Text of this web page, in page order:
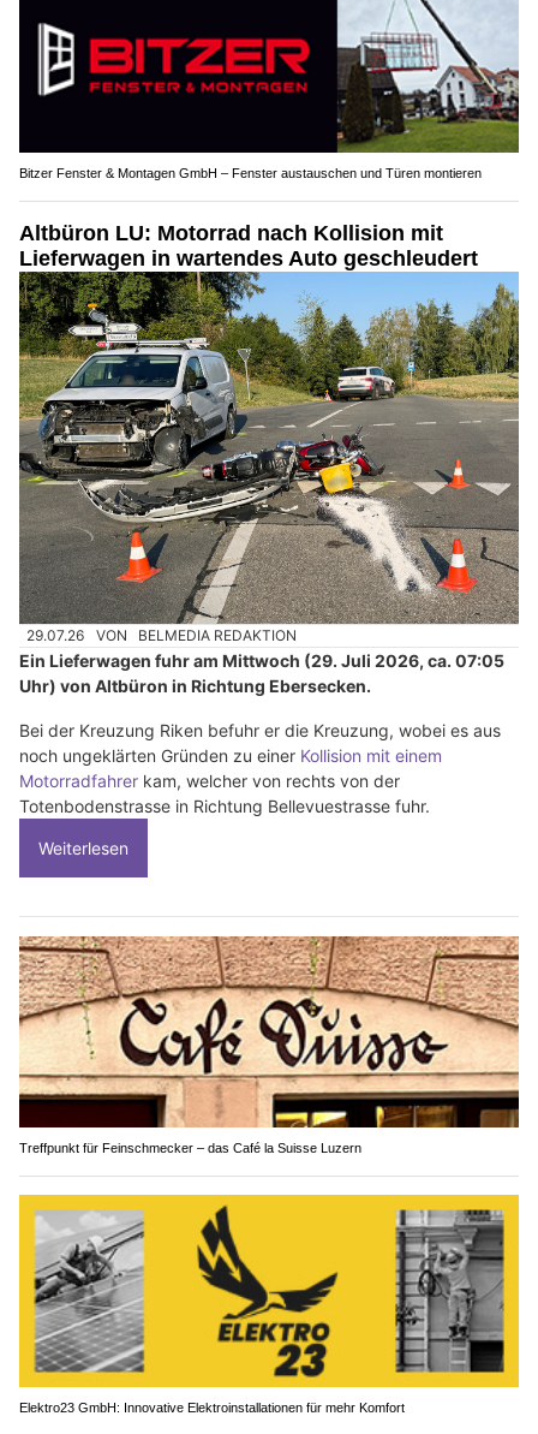
Bitzer Fenster & Montagen GmbH – Fenster austauschen und Türen montieren
Altbüron LU: Motorrad nach Kollision mit
Lieferwagen in wartendes Auto geschleudert
29.07.26 VON BELMEDIA REDAKTION
Ein Lieferwagen fuhr am Mittwoch (29. Juli 2026, ca. 07:05
Uhr) von Altbüron in Richtung Ebersecken.
Bei der Kreuzung Riken befuhr er die Kreuzung, wobei es aus
noch ungeklärten Gründen zu einer Kollision mit einem
Motorradfahrer kam, welcher von rechts von der
Totenbodenstrasse in Richtung Bellevuestrasse fuhr.
Weiterlesen
Treffpunkt für Feinschmecker – das Café la Suisse Luzern
Elektro23 GmbH: Innovative Elektroinstallationen für mehr Komfort